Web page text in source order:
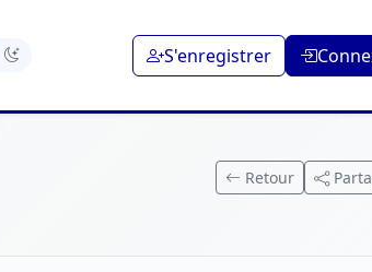
S'enregistrer
Retour